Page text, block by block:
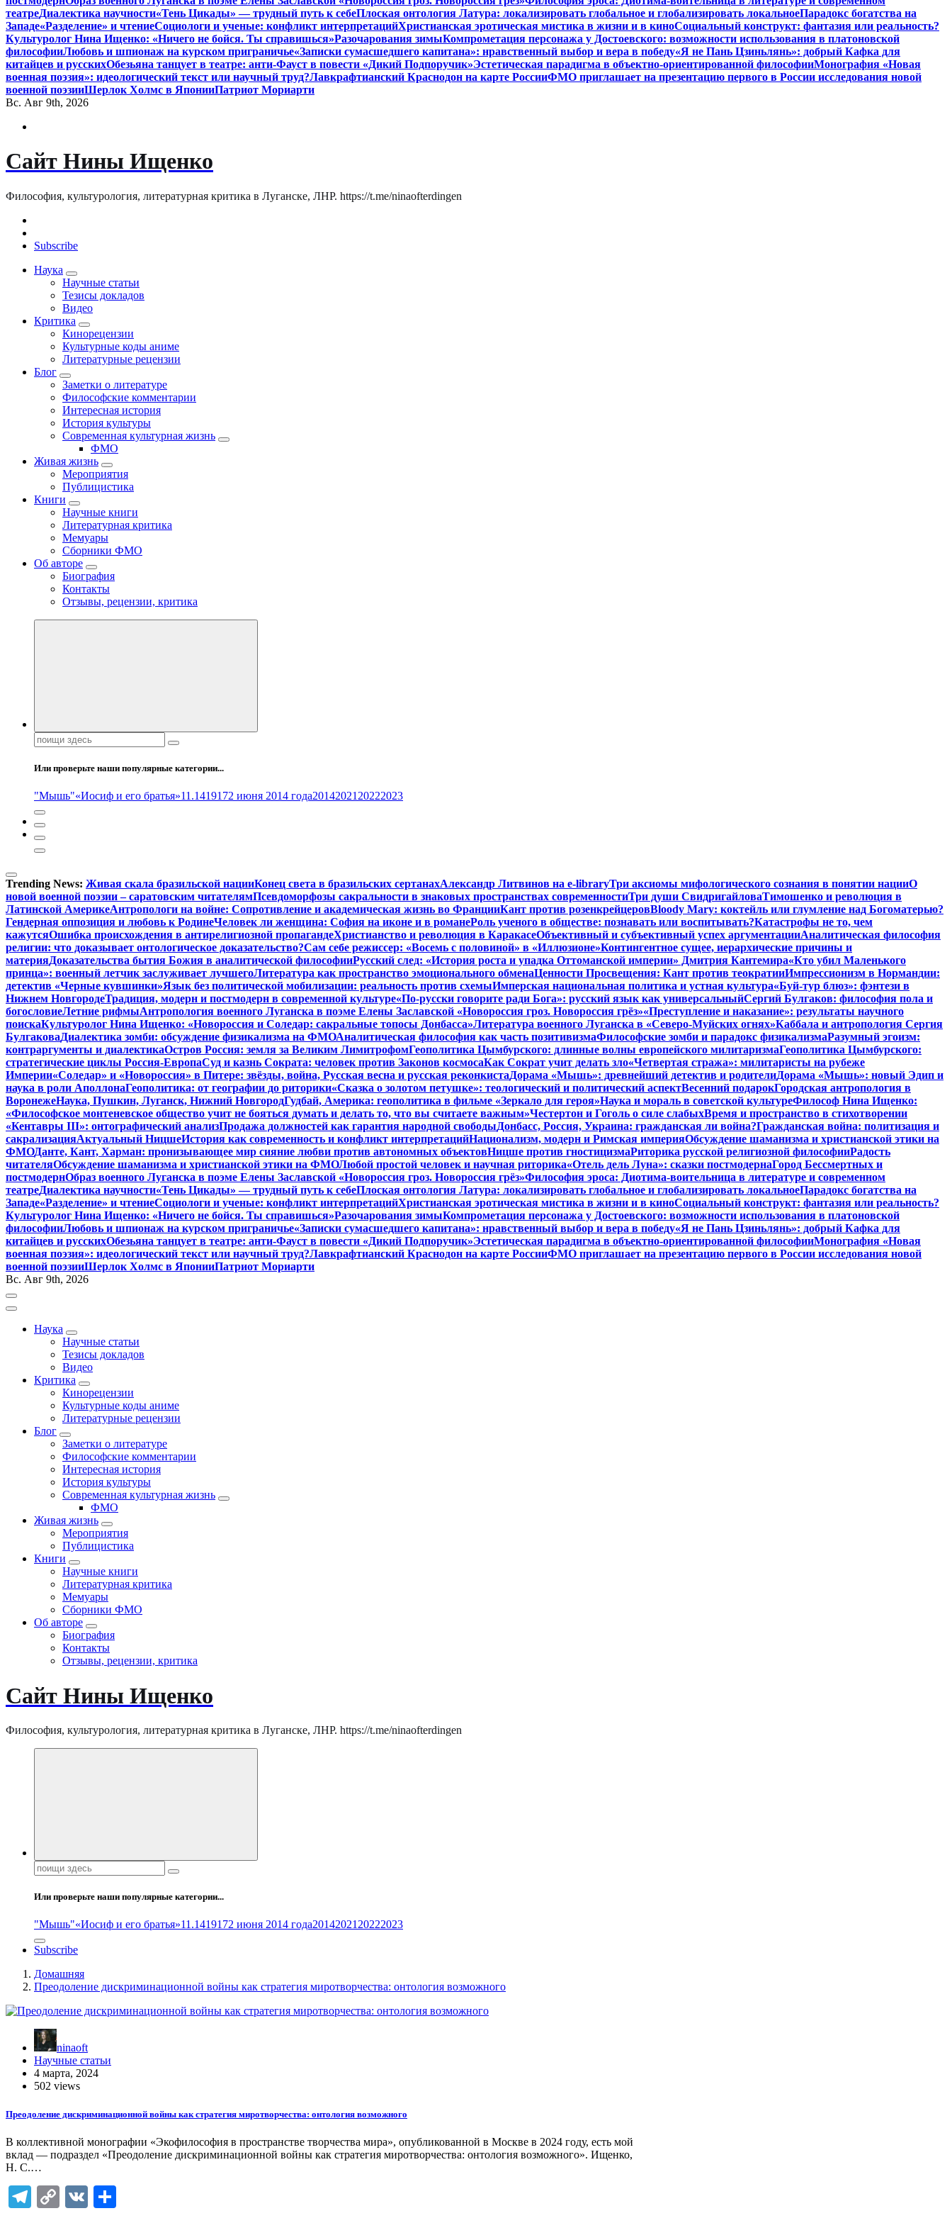
театреДиалектика научности«Тень Цикады» — трудный путь к себеПлоская онтология Латура: локализировать глобальное и глобализировать локальноеПарадокс богатства на
Западе«Разделение» и чтениеСоциологи и ученые: конфликт интерпретацийХристианская эротическая мистика в жизни и в киноСоциальный конструкт: фантазия или реальность?
Культуролог Нина Ищенко: «Ничего не бойся. Ты справишься»Разочарования зимыКомпрометация персонажа у Достоевского: возможности использования в платоновской
философииЛюбовь и шпионаж на курском приграничье«Записки сумасшедшего капитана»: нравственный выбор и вера в победу«Я не Пань Цзиньлянь»: добрый Кафка для
китайцев и русскихОбезьяна танцует в театре: анти-Фауст в повести «Дикий Подпоручик»Эстетическая парадигма в объектно-ориентированной философииМонография «Новая
военная поэзия»: идеологический текст или научный труд?Лавкрафтианский Краснодон на карте РоссииФМО приглашает на презентацию первого в России исследования новой
военной поэзииШерлок Холмс в ЯпонииПатриот Мориарти
Вс. Авг 9th, 2026
Сайт Нины Ищенко
Философия, культурология, литературная критика в Луганске, ЛНР. https://t.me/ninaofterdingen
Subscribe
Наука
Научные статьи
Тезисы докладов
Видео
Критика
Кинорецензии
Культурные коды аниме
Литературные рецензии
Блог
Заметки о литературе
Философские комментарии
Интересная история
История культуры
Современная культурная жизнь
ФМО
Живая жизнь
Мероприятия
Публицистика
Книги
Научные книги
Литературная критика
Мемуары
Сборники ФМО
Об авторе
Биография
Контакты
Отзывы, рецензии, критика
Поиск:
Или проверьте наши популярные категории...
"Мышь"«Иосиф и его братья»11.1419172 июня 2014 года20142021 20222023
Trending News: Живая скала бразильской нацииКонец света в бразильских сертанахАлександр Литвинов на e-libraryТри аксиомы мифологического сознания в понятии нацииО
новой военной поэзии – саратовским читателямПсевдоморфозы сакральности в знаковых пространствах современностиТри души СвидригайловаТимошенко и революция в
Латинской АмерикеАнтропологи на войне: Сопротивление и академическая жизнь во ФранцииКант против розенкрейцеровBloody Mary: коктейль или глумление над Богоматерью?
Гендерная оппозиция и любовь к РодинеЧеловек ли женщина: София на иконе и в романеРоль ученого в обществе: познавать или воспитывать?Катастрофы не то, чем
кажутсяОшибка происхождения в антирелигиозной пропагандеХристианство и революция в КаракасеОбъективный и субъективный успех аргументацииАналитическая философия
религии: что доказывает онтологическое доказательство?Сам себе режиссер: «Восемь с половиной» в «Иллюзионе»Контингентное сущее, иерархические причины и
материяДоказательства бытия Божия в аналитической философииРусский след: «История роста и упадка Оттоманской империи» Дмитрия Кантемира«Кто убил Маленького
принца»: военный летчик заслуживает лучшегоЛитература как пространство эмоционального обменаЦенности Просвещения: Кант против теократииИмпрессионизм в Нормандии:
детектив «Черные кувшинки»Язык без политической мобилизации: реальность против схемыИмперская национальная политика и устная культура«Буй-тур блюз»: фэнтези в
Нижнем НовгородеТрадиция, модерн и постмодерн в современной культуре«По-русски говорите ради Бога»: русский язык как универсальныйСергий Булгаков: философия пола и
богословиеЛетние рифмыАнтропология военного Луганска в поэме Елены Заславской «Новороссия гроз. Новороссия грёз»«Преступление и наказание»: результаты научного
поискаКультуролог Нина Ищенко: «Новороссия и Соледар: сакральные топосы Донбасса»Литература военного Луганска в «Северо-Муйских огнях»Каббала и антропология Сергия
БулгаковаДиалектика зомби: обсуждение физикализма на ФМОАналитическая философия как часть позитивизмаФилософские зомби и парадокс физикализмаРазумный эгоизм:
контраргументы и диалектикаОстров Россия: земля за Великим ЛимитрофомГеополитика Цымбурского: длинные волны европейского милитаризмаГеополитика Цымбурского:
стратегические циклы Россия-ЕвропаСуд и казнь Сократа: человек против Законов космосаКак Сократ учит делать зло«Четвертая стража»: милитаристы на рубеже
Империи«Соледар» и «Новороссия» в Питере: звёзды, война, Русская весна и русская реконкистаДорама «Мышь»: древнейший детектив и родителиДорама «Мышь»: новый Эдип и
наука в роли АполлонаГеополитика: от географии до риторики«Сказка о золотом петушке»: теологический и политический аспектВесенний подарокГородская антропология в
ВоронежеНаука, Пушкин, Луганск, Нижний НовгородГудбай, Америка: геополитика в фильме «Зеркало для героя»Наука и мораль в советской культуреФилософ Нина Ищенко:
«Философское монтеневское общество учит не бояться думать и делать то, что вы считаете важным»Честертон и Гоголь о силе слабыхВремя и пространство в стихотворении
«Кентавры III»: онтографический анализПродажа должностей как гарантия народной свободыДонбасс, Россия, Украина: гражданская ли война?Гражданская война: политизация и
сакрализацияАктуальный НицшеИстория как современность и конфликт интерпретацийНационализм, модерн и Римская империяОбсуждение шаманизма и христианской этики на
ФМОДанте, Кант, Харман: пронизывающее мир сияние любви против автономных объектовНицше против гностицизмаРиторика русской религиозной философииРадость
читателяОбсуждение шаманизма и христианской этики на ФМОЛюбой простой человек и научная риторика«Отель дель Луна»: сказки постмодернаГород Бессмертных и
постмодернОбраз военного Луганска в поэме Елены Заславской «Новороссия гроз. Новороссия грёз»Философия эроса: Диотима-воительница в литературе и современном
театреДиалектика научности«Тень Цикады» — трудный путь к себеПлоская онтология Латура: локализировать глобальное и глобализировать локальноеПарадокс богатства на
Западе«Разделение» и чтениеСоциологи и ученые: конфликт интерпретацийХристианская эротическая мистика в жизни и в киноСоциальный конструкт: фантазия или реальность?
Культуролог Нина Ищенко: «Ничего не бойся. Ты справишься»Разочарования зимыКомпрометация персонажа у Достоевского: возможности использования в платоновской
философииЛюбовь и шпионаж на курском приграничье«Записки сумасшедшего капитана»: нравственный выбор и вера в победу«Я не Пань Цзиньлянь»: добрый Кафка для
китайцев и русскихОбезьяна танцует в театре: анти-Фауст в повести «Дикий Подпоручик»Эстетическая парадигма в объектно-ориентированной философииМонография «Новая
военная поэзия»: идеологический текст или научный труд?Лавкрафтианский Краснодон на карте РоссииФМО приглашает на презентацию первого в России исследования новой
военной поэзииШерлок Холмс в ЯпонииПатриот Мориарти
Вс. Авг 9th, 2026
Наука
Научные статьи
Тезисы докладов
Видео
Критика
Кинорецензии
Культурные коды аниме
Литературные рецензии
Блог
Заметки о литературе
Философские комментарии
Интересная история
История культуры
Современная культурная жизнь
ФМО
Живая жизнь
Мероприятия
Публицистика
Книги
Научные книги
Литературная критика
Мемуары
Сборники ФМО
Об авторе
Биография
Контакты
Отзывы, рецензии, критика
Сайт Нины Ищенко
Философия, культурология, литературная критика в Луганске, ЛНР. https://t.me/ninaofterdingen
Поиск:
Или проверьте наши популярные категории...
"Мышь"«Иосиф и его братья»11.1419172 июня 2014 года2014202120222023
Subscribe
Домашняя
Преодоление дискриминационной войны как стратегия миротворчества: онтология возможного
ninaoft
Научные статьи
4 марта, 2024
502 views
Преодоление дискриминационной войны как стратегия миротворчества: онтология возможного
В коллективной монографии «Экофилософия в пространстве творчества мира», опубликованной в Москве в 2024 году, есть мой
вклад — подраздел «Преодоление дискриминационной войны как стратегия миротворчества: онтология возможного». Ищенко,
Н. С.…
Telegram
Copy
VK